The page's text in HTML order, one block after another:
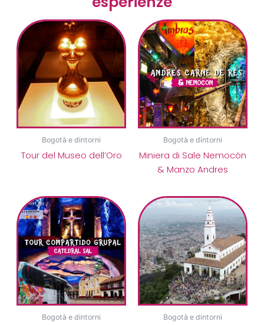
Bogotà e dintorni
Tour del Museo dell’Oro
Bogotà e dintorni
Miniera di Sale Nemocón
& Manzo Andres
Bogotà e dintorni Bogotà e dintorni